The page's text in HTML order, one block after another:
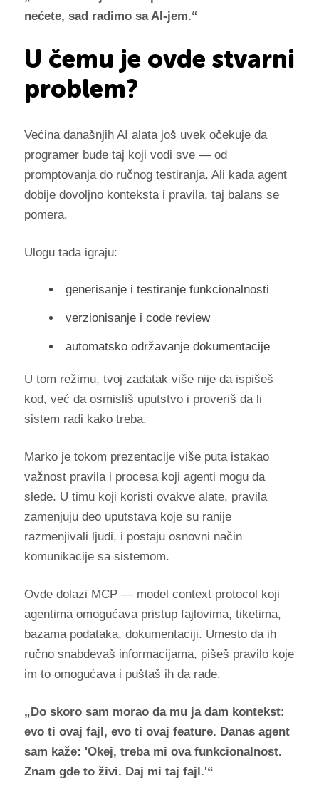
nećete, sad radimo sa AI-jem.“
U čemu je ovde stvarni
problem?
Većina današnjih AI alata još uvek očekuje da
programer bude taj koji vodi sve — od
promptovanja do ručnog testiranja. Ali kada agent
dobije dovoljno konteksta i pravila, taj balans se
pomera.
Ulogu tada igraju:
generisanje i testiranje funkcionalnosti
verzionisanje i code review
automatsko održavanje dokumentacije
U tom režimu, tvoj zadatak više nije da ispišeš
kod, već da osmisliš uputstvo i proveriš da li
sistem radi kako treba.
Marko je tokom prezentacije više puta istakao
važnost pravila i procesa koji agenti mogu da
slede. U timu koji koristi ovakve alate, pravila
zamenjuju deo uputstava koje su ranije
razmenjivali ljudi, i postaju osnovni način
komunikacije sa sistemom.
Ovde dolazi MCP — model context protocol koji
agentima omogućava pristup fajlovima, tiketima,
bazama podataka, dokumentaciji. Umesto da ih
ručno snabdevaš informacijama, pišeš pravilo koje
im to omogućava i puštaš ih da rade.
„Do skoro sam morao da mu ja dam kontekst:
evo ti ovaj fajl, evo ti ovaj feature. Danas agent
sam kaže: 'Okej, treba mi ova funkcionalnost.
Znam gde to živi. Daj mi taj fajl.'“